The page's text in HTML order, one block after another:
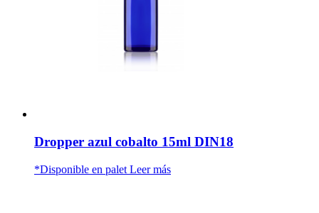
Dropper azul cobalto 15ml DIN18
*Disponible en palet Leer más